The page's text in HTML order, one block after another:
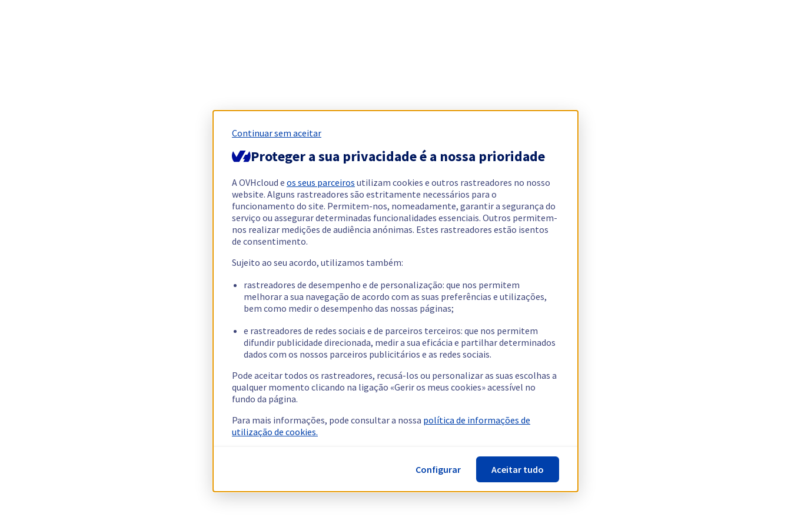
Continuar sem aceitar
Proteger a sua privacidade é a nossa prioridade
A OVHcloud e os seus parceiros utilizam cookies e outros rastreadores no nosso
website. Alguns rastreadores são estritamente necessários para o
funcionamento do site. Permitem-nos, nomeadamente, garantir a segurança do
serviço ou assegurar determinadas funcionalidades essenciais. Outros permitem-
nos realizar medições de audiência anónimas. Estes rastreadores estão isentos
de consentimento.
Sujeito ao seu acordo, utilizamos também:
rastreadores de desempenho e de personalização: que nos permitem
melhorar a sua navegação de acordo com as suas preferências e utilizações,
bem como medir o desempenho das nossas páginas;
e rastreadores de redes sociais e de parceiros terceiros: que nos permitem
difundir publicidade direcionada, medir a sua eficácia e partilhar determinados
dados com os nossos parceiros publicitários e as redes sociais.
Pode aceitar todos os rastreadores, recusá-los ou personalizar as suas escolhas a
qualquer momento clicando na ligação «Gerir os meus cookies» acessível no
fundo da página.
Para mais informações, pode consultar a nossa política de informações de
utilização de cookies.
Configurar Aceitar tudo